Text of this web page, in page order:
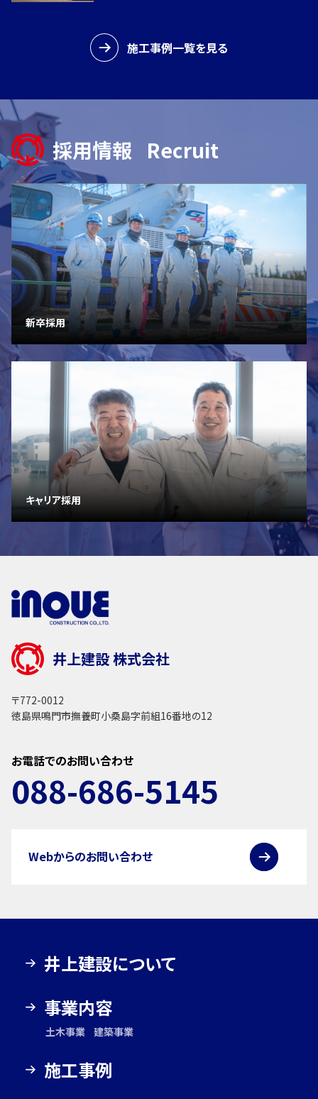
施工事例一覧を見る
採用情報 Recruit
新卒採用
キャリア採用
井上建設 株式会社
〒772-0012
徳島県鳴門市撫養町小桑島字前組16番地の12
お電話でのお問い合わせ
088-686-5145
Webからのお問い合わせ
井上建設について
事業内容
土木事業 建築事業
施工事例